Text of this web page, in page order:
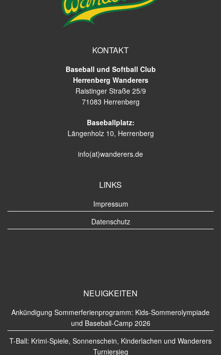
KONTAKT
Baseball und Softball Club
Herrenberg Wanderers
Raistinger Straße 25/9
71083 Herrenberg
Baseballplatz:
Längenholz 10, Herrenberg
info(at)wanderers.de
LINKS
Impressum
Datenschutz
NEUIGKEITEN
Ankündigung Sommerferienprogramm: Kids-Sommerolympiade
und Baseball-Camp 2026
T-Ball: Krimi-Spiele, Sonnenschein, Kinderlachen und Wanderers
Turniersieg